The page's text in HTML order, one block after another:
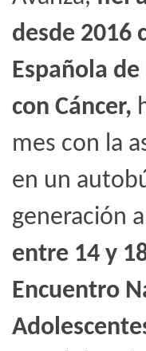
desde 2016
Española
con Cáncer,
mes con la
en un
generación a
entre 14 y
Encuentro